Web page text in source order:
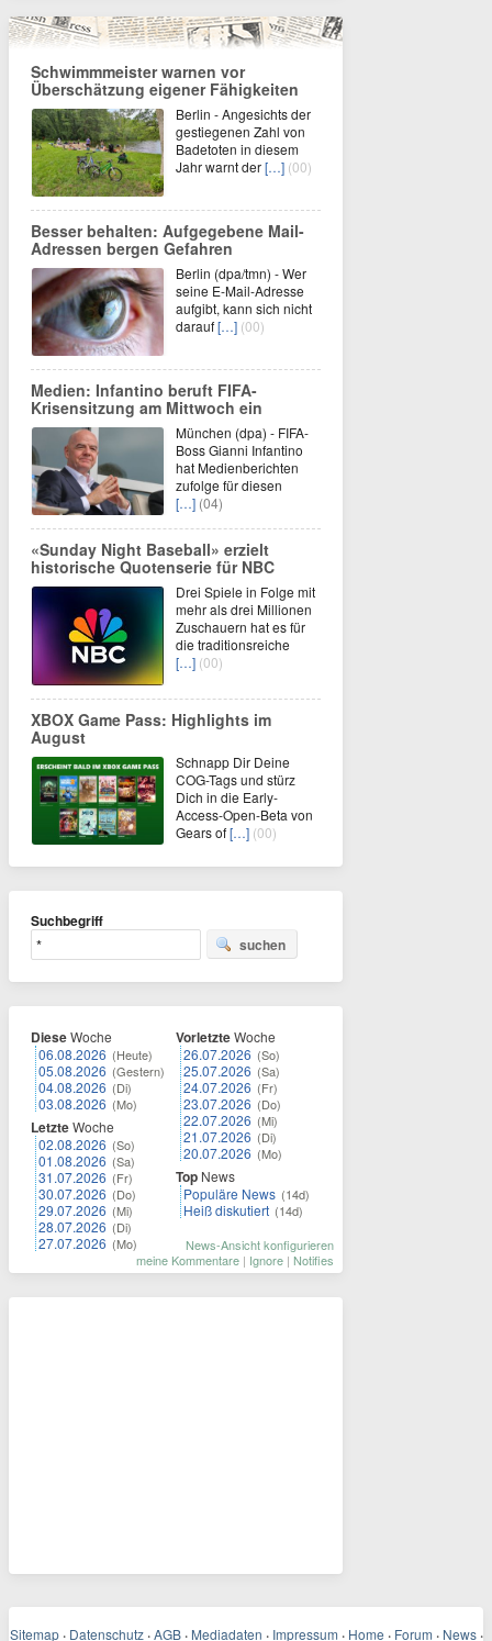
Schwimmmeister warnen vor
Überschätzung eigener Fähigkeiten
Berlin - Angesichts der
gestiegenen Zahl von
Badetoten in diesem
Jahr warnt der[…] (00)
Besser behalten: Aufgegebene Mail-
Adressen bergen Gefahren
Berlin (dpa/tmn) - Wer
seine E-Mail-Adresse
aufgibt, kann sich nicht
darauf[…] (00)
Medien: Infantino beruft FIFA-
Krisensitzung am Mittwoch ein
München (dpa) - FIFA-
Boss Gianni Infantino
hat Medienberichten
zufolge für diesen
[…] (04)
«Sunday Night Baseball» erzielt
historische Quotenserie für NBC
Drei Spiele in Folge mit
mehr als drei Millionen
Zuschauern hat es für
die traditionsreiche
[…] (00)
XBOX Game Pass: Highlights im
August
Schnapp Dir Deine
COG-Tags und stürz
Dich in die Early-
Access-Open-Beta von
Gears of[…] (00)
Suchbegriff
suchen
DieseWoche
06.08.2026 (Heute)
05.08.2026 (Gestern)
04.08.2026 (Di)
03.08.2026 (Mo)
LetzteWoche
02.08.2026 (So)
01.08.2026 (Sa)
31.07.2026 (Fr)
30.07.2026 (Do)
29.07.2026 (Mi)
28.07.2026 (Di)
27.07.2026 (Mo)
VorletzteWoche
26.07.2026 (So)
25.07.2026 (Sa)
24.07.2026 (Fr)
23.07.2026 (Do)
22.07.2026 (Mi)
21.07.2026 (Di)
20.07.2026 (Mo)
Top News
Populäre News (14d)
Heiß diskutiert (14d)
News-Ansicht konfigurieren
meine Kommentare | Ignore | Notifies
Sitemap · Datenschutz · AGB · Mediadaten · Impressum · Home · Forum · News ·